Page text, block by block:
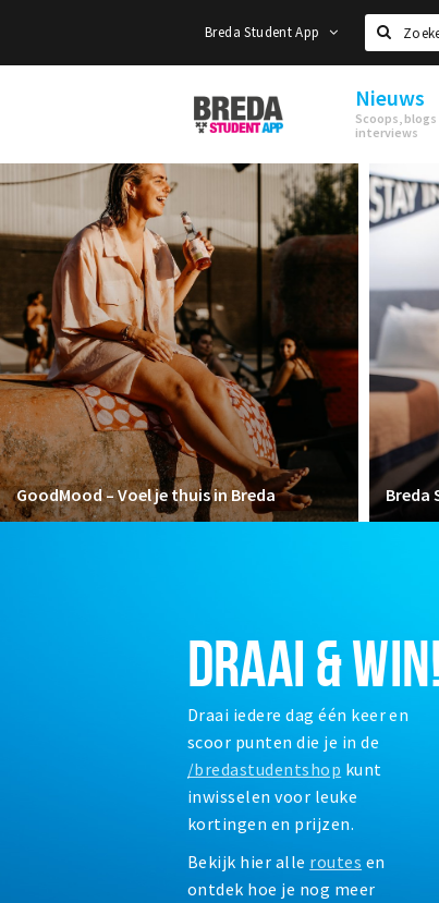
Breda Student App
Zoeken
Breda
Student
Nieuws
Scoops, blogs
interviews
GoodMood – Voel je thuis in Breda Breda
DRAAI & WIN!
Draai iedere dag één keer en
scoor punten die je in de
/bredastudentshop kunt
inwisselen voor leuke
kortingen en prijzen.
Bekijk hier alle routes en
ontdek hoe je nog meer